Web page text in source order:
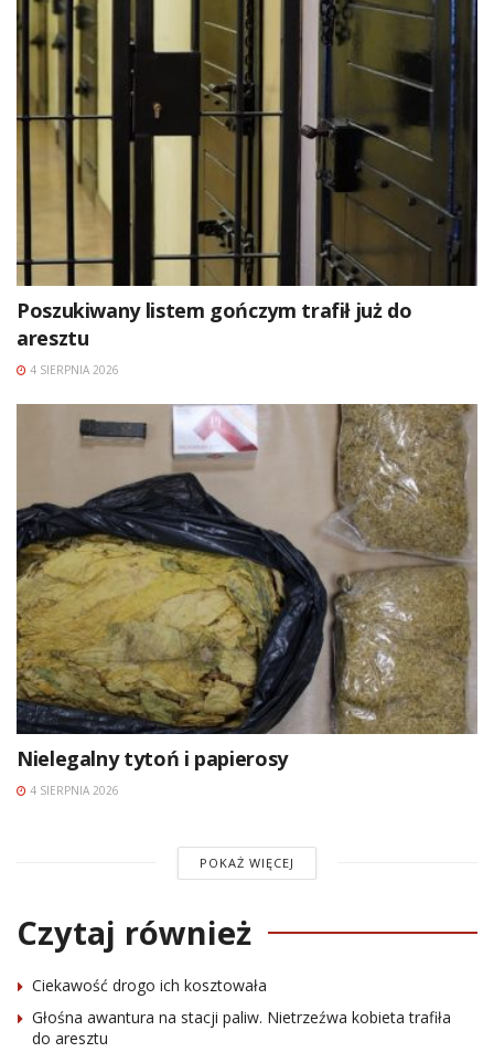
Poszukiwany listem gończym trafił już do
aresztu
4 SIERPNIA 2026
Nielegalny tytoń i papierosy
4 SIERPNIA 2026
POKAŻ WIĘCEJ
Czytaj również
Ciekawość drogo ich kosztowała
Głośna awantura na stacji paliw. Nietrzeźwa kobieta trafiła
do aresztu